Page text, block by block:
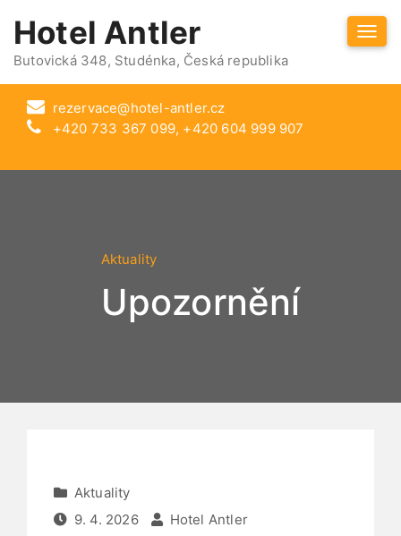
Hotel Antler
Butovická 348, Studénka, Česká republika
rezervace@hotel-antler.cz
+420 733 367 099, +420 604 999 907
Aktuality
Upozornění
Aktuality
9. 4. 2026
Hotel Antler